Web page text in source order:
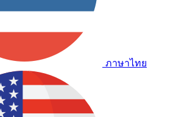
ภาษาไทย